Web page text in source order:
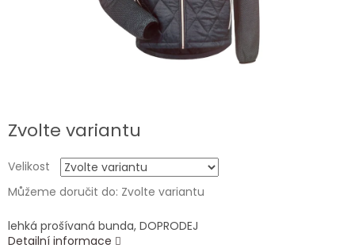
Zvolte variantu
Velikost
Můžeme doručit do: Zvolte variantu
lehká prošívaná bunda, DOPRODEJ
Detailní informace